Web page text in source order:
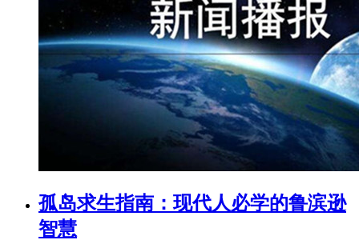
孤岛求生指南：现代人必学的鲁滨逊
智慧